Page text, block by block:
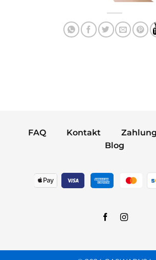
FAQ Kontakt
Blog